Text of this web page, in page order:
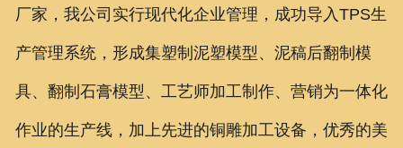
厂家 ，我公司实行现代化企业管理，成功导入TPS生
产管理系统，形成集塑制泥塑模型、泥稿后翻制模
具、翻制石膏模型、工艺师加工制作、营销为一体化
作业的生产线，加上先进的铜雕加工设备，优秀的美